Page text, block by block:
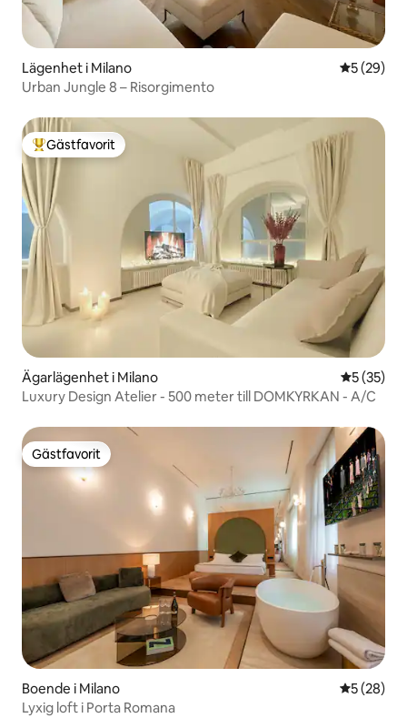
Lägenhet i Milano 5 av 5 i
5 (29)
Urban Jungle 8 – Risorgimento
Populär gästfavorit
Gästfavorit
Ägarlägenhet i Milano 5 av 5 i
5 (35)
Luxury Design Atelier - 500 meter till DOMKYRKAN - A/C
Gästfavorit
Gästfavorit
Boende i Milano 5 av 5 i
5 (28)
Lyxig loft i Porta Romana